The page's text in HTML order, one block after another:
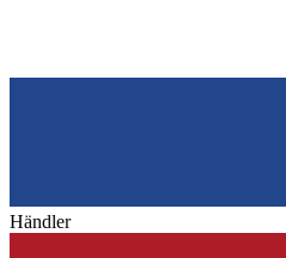
Händler